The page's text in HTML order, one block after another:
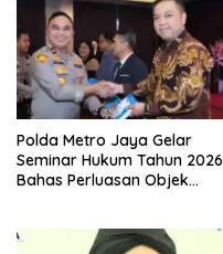
Polda Metro Jaya Gelar
Seminar Hukum Tahun 2026
Bahas Perluasan Objek